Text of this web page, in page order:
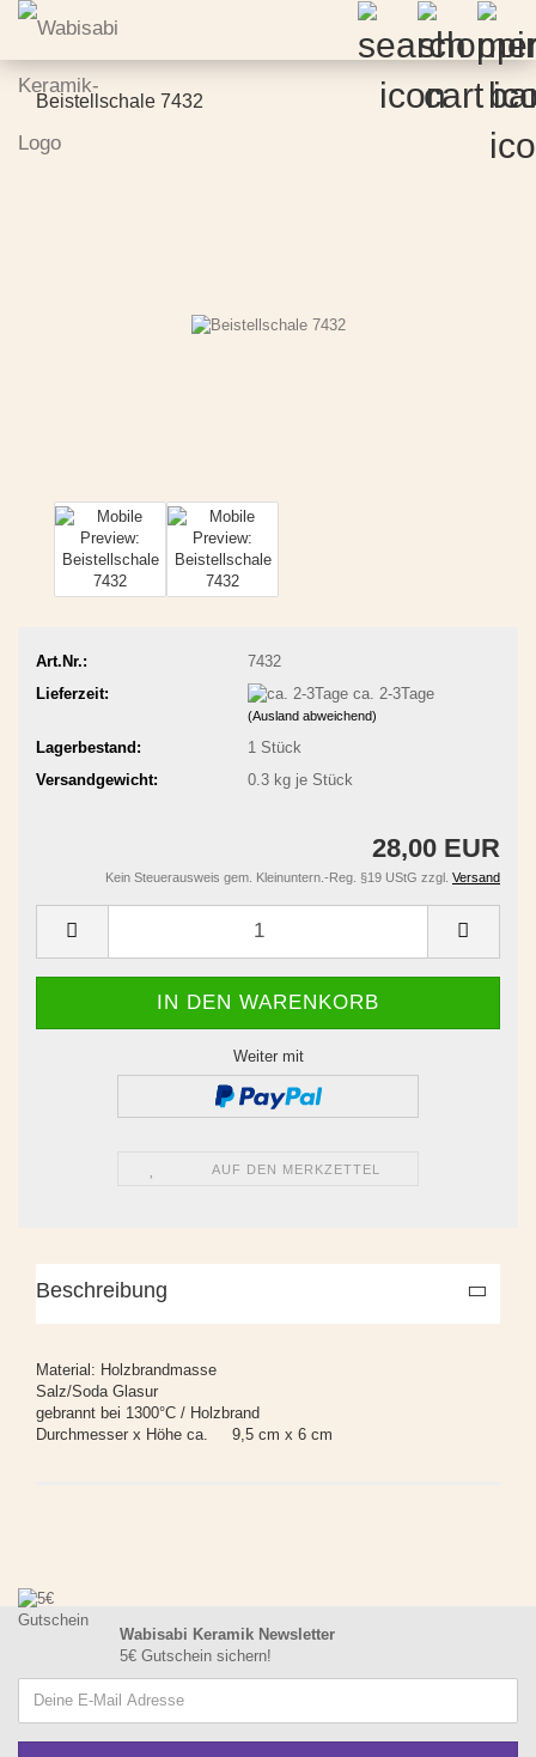
Beistellschale 7432
Art.Nr.:
7432
Lieferzeit:
ca. 2-3Tage
(Ausland abweichend)
Lagerbestand: 1 Stück
Versandgewicht:
0.3kg je Stück
28,00 EUR
Kein Steuerausweis gem. Kleinuntern.-Reg. §19 UStG zzgl. Versand
Weiter mit
AUF DEN MERKZETTEL
Beschreibung
Material: Holzbrandmasse
Salz/Soda Glasur
gebrannt bei 1300°C / Holzbrand
Durchmesser x Höhe ca. 9,5 cm x 6 cm
Wabisabi Keramik Newsletter
5€ Gutschein sichern!